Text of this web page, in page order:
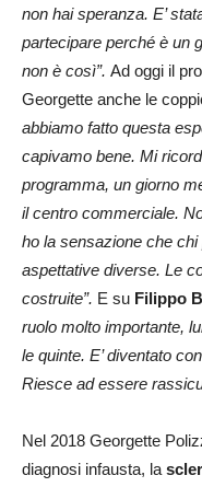
non hai speranza. E’
partecipare perché è un
non è così”. Ad oggi il
Georgette anche le
abbiamo fatto questa
capivamo bene. Mi
programma, un giorno
il centro commerciale.
ho la sensazione che
aspettative diverse. Le
costruite”. E su Filippo
ruolo molto importante,
le quinte. E’ diventato
Riesce ad essere
Nel 2018 Georgette
diagnosi infausta, la